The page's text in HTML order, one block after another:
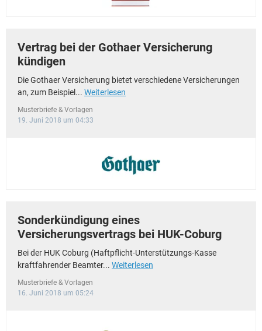
Vertrag bei der Gothaer Versicherung
kündigen
Die Gothaer Versicherung bietet verschiedene Versicherungen
an, zum Beispiel... Weiterlesen
Musterbriefe & Vorlagen
19. Juni 2018 um 04:33
Sonderkündigung eines
Versicherungsvertrags bei HUK-Coburg
Bei der HUK Coburg (Haftpflicht-Unterstützungs-Kasse
kraftfahrender Beamter... Weiterlesen
Musterbriefe & Vorlagen
16. Juni 2018 um 05:24